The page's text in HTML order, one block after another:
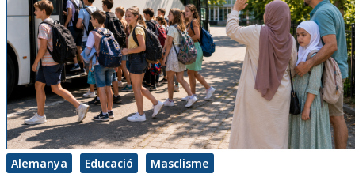
Alemanya Educació Masclisme